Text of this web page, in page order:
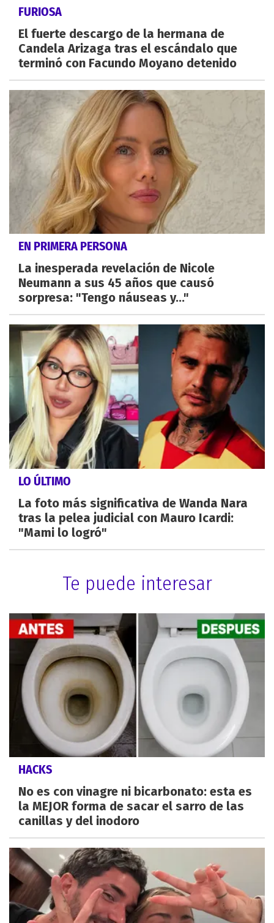
FURIOSA
El fuerte descargo de la hermana de
Candela Arizaga tras el escándalo que
terminó con Facundo Moyano detenido
EN PRIMERA PERSONA
La inesperada revelación de Nicole
Neumann a sus 45 años que causó
sorpresa: "Tengo náuseas y..."
LO ÚLTIMO
La foto más significativa de Wanda Nara
tras la pelea judicial con Mauro Icardi:
"Mami lo logró"
Te puede interesar
HACKS
No es con vinagre ni bicarbonato: esta es
la MEJOR forma de sacar el sarro de las
canillas y del inodoro